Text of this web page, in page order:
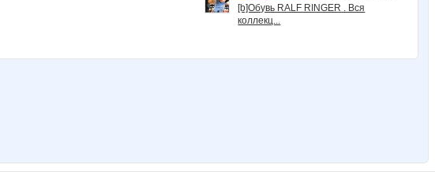
[b]Обувь RALF RINGER . Вся
коллекц...